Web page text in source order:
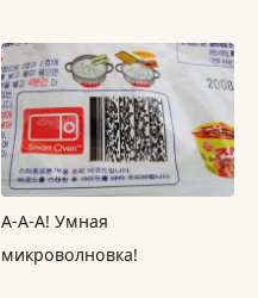
А-А-А! Умная
микроволновка!